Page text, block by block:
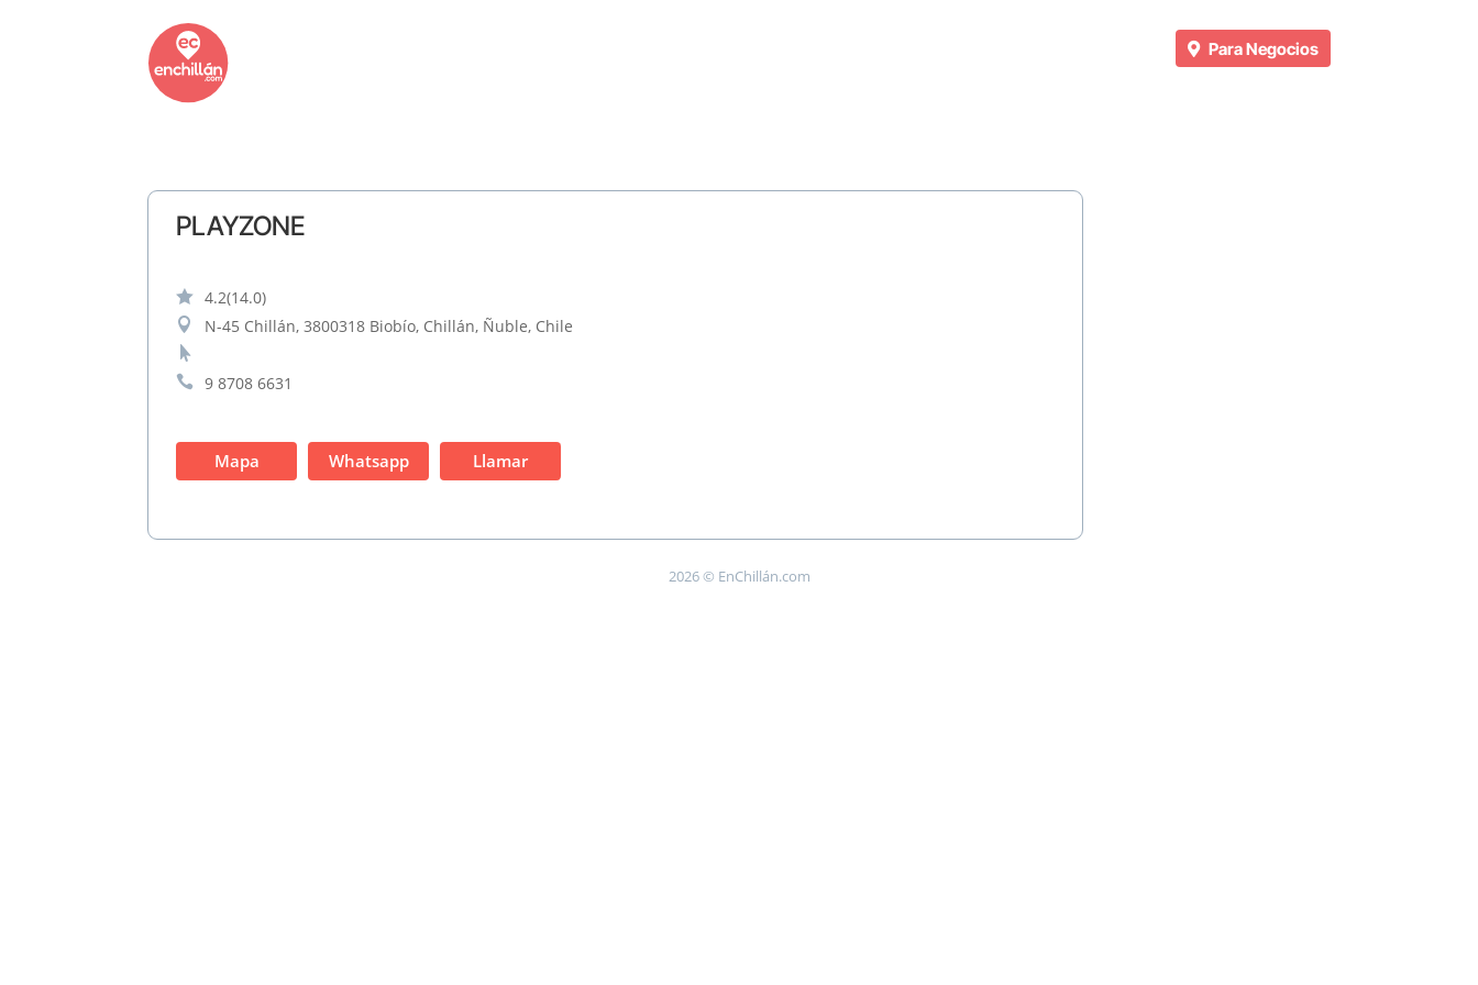
Para Negocios
PLAYZONE
 4.2(14.0)
 N-45 Chillán, 3800318 Biobío, Chillán, Ñuble, Chile


9 8708 6631
Mapa Whatsapp Llamar
2026 © EnChillán.com